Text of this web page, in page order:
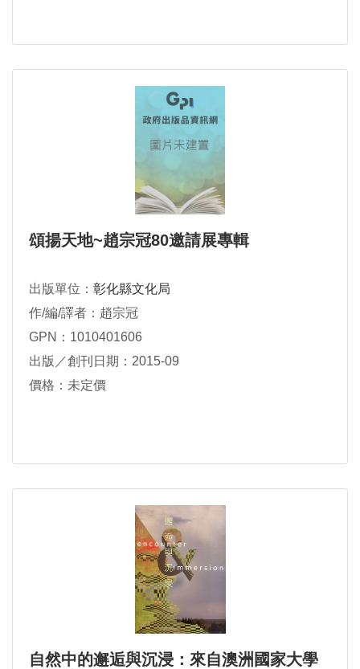
頌揚天地~趙宗冠80邀請展專輯
出版單位： 彰化縣文化局
作/編/譯者：趙宗冠
GPN：1010401606
出版／創刊日期：2015-09
價格：未定價
自然中的邂逅與沉浸：來自澳洲國家大學